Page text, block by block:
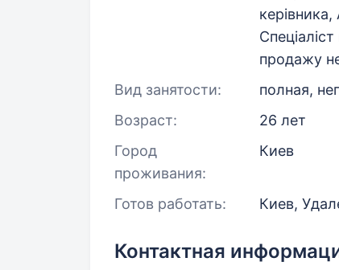
керівника,
продажу
Вид занятости:
полная,
Возраст:
26 лет
Город
проживания:
Киев
Готов работать: Киев,
Контактная